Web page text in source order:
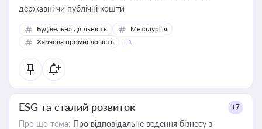
державні чи публічні кошти
Будівельна діяльність
Металургія
Харчова промисловість
+1
ESG та сталий розвиток +7
Про що тема: Про відповідальне ведення бізнесу з